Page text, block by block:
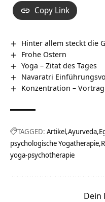
Copy Link
Hinter allem steckt die
Frohe Ostern
Yoga – Zitat des Tages
Navaratri
Konzentration –
TAGGED: Artikel Ayurveda
psychologische Yogatherapie
yoga-psychotherapie
Dein